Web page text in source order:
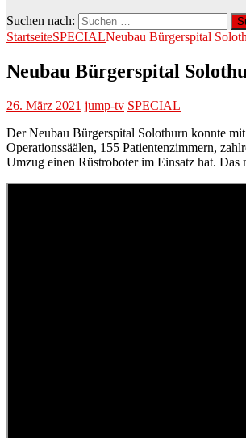
Suchen nach:
StartseiteSPECIALNeubau Bürgerspital
Neubau Bürgerspital
26. März 2021 jump-tv SPECIAL
Der Neubau Bürgerspital Solothurn konnte
Operationssäälen, 155 Patientenzimmern,
Umzug einen Rüstroboter im Einsatz hat. Das